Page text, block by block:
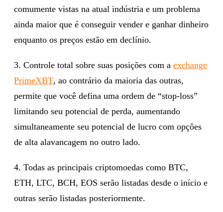
comumente vistas na atual indústria e um problema
ainda maior que é conseguir vender e ganhar dinheiro
enquanto os preços estão em declínio.
3. Controle total sobre suas posições com a exchange
PrimeXBT, ao contrário da maioria das outras,
permite que você defina uma ordem de “stop-loss”
limitando seu potencial de perda, aumentando
simultaneamente seu potencial de lucro com opções
de alta alavancagem no outro lado.
4. Todas as principais criptomoedas como BTC,
ETH, LTC, BCH, EOS serão listadas desde o início e
outras serão listadas posteriormente.